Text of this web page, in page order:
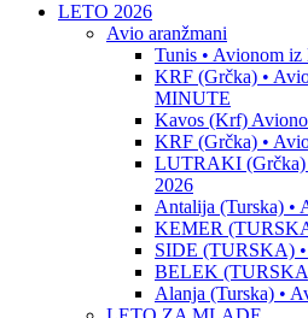
LETO 2026
Avio aranžmani
Tunis • Avionom iz
KRF (Grčka) •
MINUTE
Kavos (Krf)
KRF (Grčka) •
LUTRAKI (Grčka)
2026
Antalija (Turska) •
KEMER
SIDE (TURSKA)
BELEK
Alanja (Turska) •